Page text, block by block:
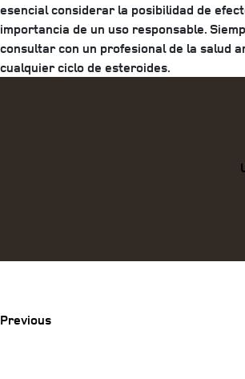
esencial considerar la posibilidad de
importancia de un uso responsable.
consultar con un profesional de la salud
cualquier ciclo de esteroides.
Previous